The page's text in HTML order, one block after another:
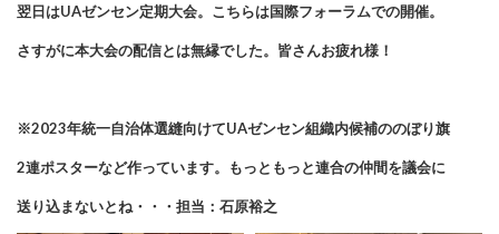
翌日はUAゼンセン定期大会。こちらは国際フォーラムでの開催。
さすがに本大会の配信とは無縁でした。皆さんお疲れ様！
※2023年統一自治体選縫向けてUAゼンセン組織内候補ののぼり旗
2連ポスターなど作っています。もっともっと連合の仲間を議会に
送り込まないとね・・・担当：石原裕之